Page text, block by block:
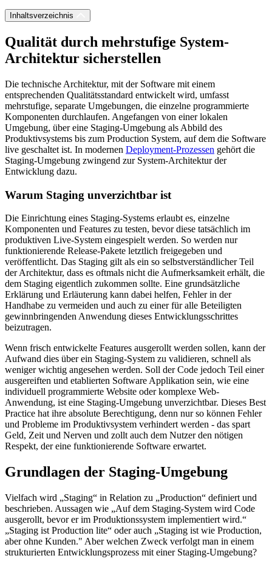
Inhaltsverzeichnis
Qualität durch mehrstufige System-
Architektur sicherstellen
Die technische Architektur, mit der Software mit einem
entsprechenden Qualitätsstandard entwickelt wird, umfasst
mehrstufige, separate Umgebungen, die einzelne programmierte
Komponenten durchlaufen. Angefangen von einer lokalen
Umgebung, über eine Staging-Umgebung als Abbild des
Produktivsystems bis zum Production System, auf dem die Software
live geschaltet ist. In modernen Deployment-Prozessen gehört die
Staging-Umgebung zwingend zur System-Architektur der
Entwicklung dazu.
Warum Staging unverzichtbar ist
Die Einrichtung eines Staging-Systems erlaubt es, einzelne
Komponenten und Features zu testen, bevor diese tatsächlich im
produktiven Live-System eingespielt werden. So werden nur
funktionierende Release-Pakete letztlich freigegeben und
veröffentlicht. Das Staging gilt als ein so selbstverständlicher Teil
der Architektur, dass es oftmals nicht die Aufmerksamkeit erhält, die
dem Staging eigentlich zukommen sollte. Eine grundsätzliche
Erklärung und Erläuterung kann dabei helfen, Fehler in der
Handhabe zu vermeiden und auch zu einer für alle Beteiligten
gewinnbringenden Anwendung dieses Entwicklungsschrittes
beizutragen.
Wenn frisch entwickelte Features ausgerollt werden sollen, kann der
Aufwand dies über ein Staging-System zu validieren, schnell als
weniger wichtig angesehen werden. Soll der Code jedoch Teil einer
ausgereiften und etablierten Software Applikation sein, wie eine
individuell programmierte Website oder komplexe Web-
Anwendung, ist eine Staging-Umgebung unverzichtbar. Dieses Best
Practice hat ihre absolute Berechtigung, denn nur so können Fehler
und Probleme im Produktivsystem verhindert werden - das spart
Geld, Zeit und Nerven und zollt auch dem Nutzer den nötigen
Respekt, der eine funktionierende Software erwartet.
Grundlagen der Staging-Umgebung
Vielfach wird „Staging“ in Relation zu „Production“ definiert und
beschrieben. Aussagen wie „Auf dem Staging-System wird Code
ausgerollt, bevor er im Produktionssystem implementiert wird.“
„Staging ist Production lite“ oder auch „Staging ist wie Production,
aber ohne Kunden." Aber welchen Zweck verfolgt man in einem
strukturierten Entwicklungsprozess mit einer Staging-Umgebung?